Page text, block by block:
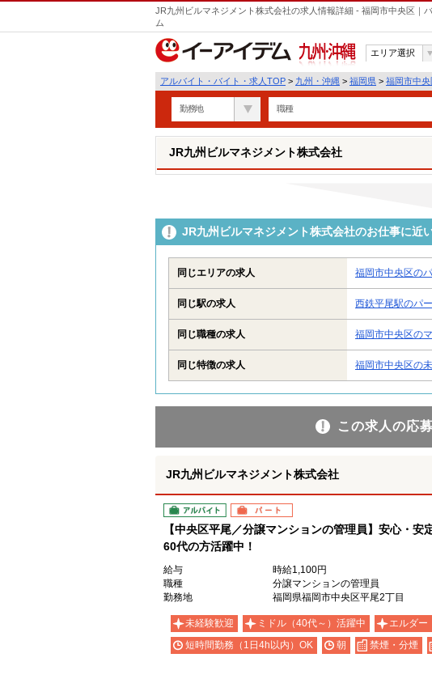
JR九州ビルマネジメント株式会社の求人情報詳細 - 福岡市中央区｜
ム
九州・沖縄
エリア選択
アルバイト・バイト・求人TOP > 九州・沖縄 > 福岡県 > 福岡市中央
勤務地 職種
JR九州ビルマネジメント株式会社
JR九州ビルマネジメント株式会社のお仕事に近
同じエリアの求人 福岡市中央区の
同じ駅の求人 西鉄平尾駅のパ
同じ職種の求人 福岡市中央区の
同じ特徴の求人 福岡市中央区の
この求人の応
JR九州ビルマネジメント株式会社
アルバイト パート
【中央区平尾／分譲マンションの管理員】安心・
60代の方活躍中！
給与
時給1,100円
職種
分譲マンションの管理員
勤務地
福岡県福岡市中央区平尾2丁目
未経験歓迎 ミドル（40代～）活躍中 エルダー
短時間勤務（1日4h以内）OK
朝 禁煙・分煙